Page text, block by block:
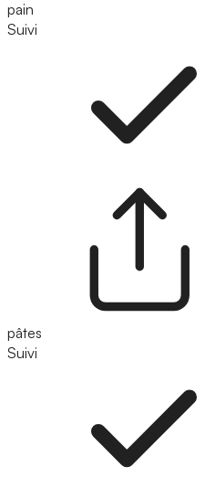
pain
Suivi
pâtes
Suivi